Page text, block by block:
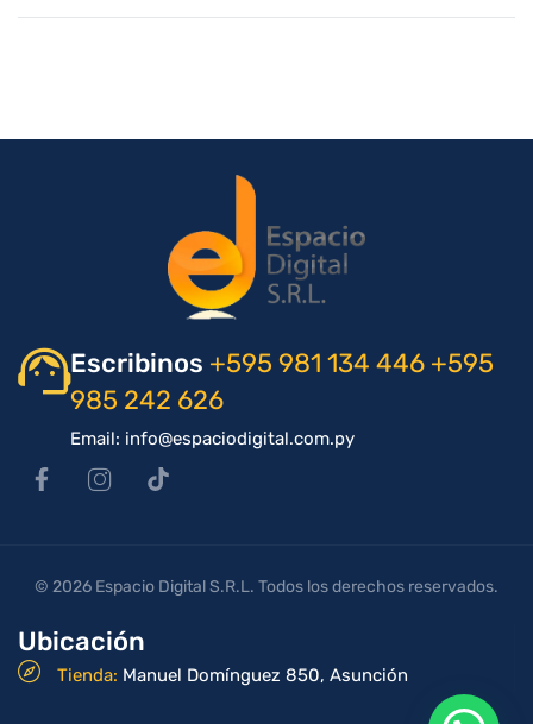
Escribinos +595 981 134 446 +595
985 242 626
Email: info@espaciodigital.com.py
Ubicación
Tienda: Manuel Domínguez 850, Asunción
© 2026 Espacio Digital S.R.L. Todos los derechos reservados.